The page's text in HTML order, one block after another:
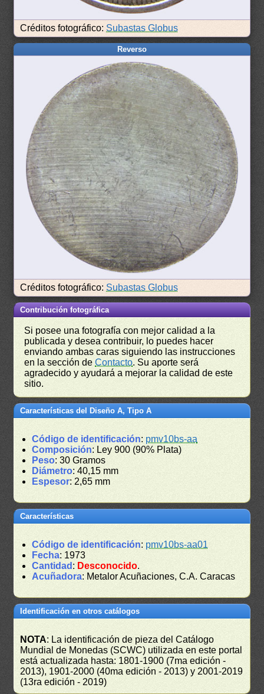
Créditos fotográfico: Subastas Globus
Reverso
Créditos fotográfico: Subastas Globus
Contribución fotográfica
Si posee una fotografía con mejor calidad a la
publicada y desea contribuir, lo puedes hacer
enviando ambas caras siguiendo las instrucciones
en la sección deContacto. Su aporte será
agradecido y ayudará a mejorar la calidad de este
sitio.
Características del Diseño A, Tipo A
Código de identificación: pmv10bs-aa
Composición: Ley 900 (90% Plata)
Peso: 30 Gramos
Diámetro: 40,15 mm
Espesor: 2,65 mm
Características
Código de identificación: pmv10bs-aa01
Fecha: 1973
Cantidad : Desconocido.
Acuñadora: Metalor Acuñaciones, C.A. Caracas
Identificación en otros catálogos
NOTA: La identificación de pieza del Catálogo
Mundial de Monedas (SCWC) utilizada en este portal
está actualizada hasta: 1801-1900 (7ma edición -
2013), 1901-2000 (40ma edición - 2013) y 2001-2019
(13ra edición - 2019)